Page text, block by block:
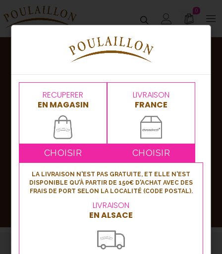
0
Abonnez-vous
à notre newsletter !
Nouveautés, bons plans ou événements,
soyez les premiers informés en vous
inscrivant à notre newsletter !
S'inscrire
RECUPERER
EN MAGASIN
CHOISIR
LA LIVRAISON N'EST PAS GRATUITE, ET ELLE N'EST
DISPONIBLE QU'À PARTIR DE 150€ D'ACHAT AVEC DES
FRAIS DE PORT SELON LA LOCALITÉ (CODE POSTAL).
LIVRAISON
EN ALSACE
LIVRAISON
FRANCE
CHOISIR